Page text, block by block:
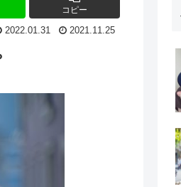
コピー
2022.01.31 2021.11.25